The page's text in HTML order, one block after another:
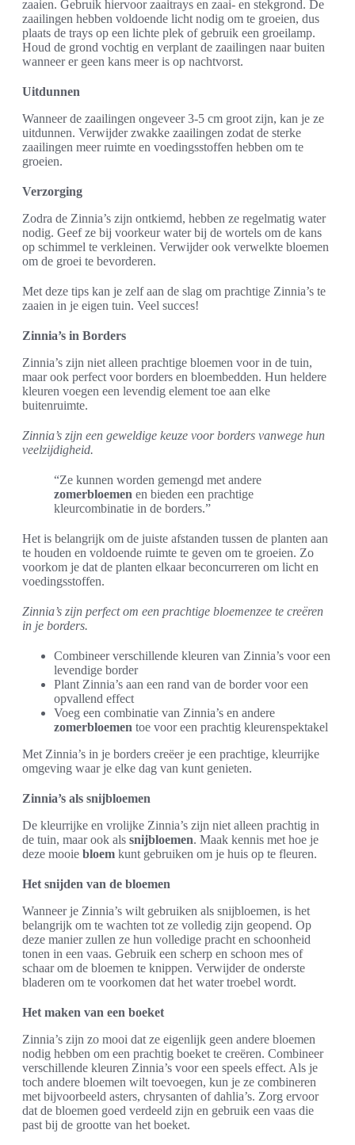
zaaien. Gebruik hiervoor zaaitrays en zaai- en stekgrond. De
zaailingen hebben voldoende licht nodig om te groeien, dus
plaats de trays op een lichte plek of gebruik een groeilamp.
Houd de grond vochtig en verplant de zaailingen naar buiten
wanneer er geen kans meer is op nachtvorst.
Uitdunnen
Wanneer de zaailingen ongeveer 3-5 cm groot zijn, kan je ze
uitdunnen. Verwijder zwakke zaailingen zodat de sterke
zaailingen meer ruimte en voedingsstoffen hebben om te
groeien.
Verzorging
Zodra de Zinnia’s zijn ontkiemd, hebben ze regelmatig water
nodig. Geef ze bij voorkeur water bij de wortels om de kans
op schimmel te verkleinen. Verwijder ook verwelkte bloemen
om de groei te bevorderen.
Met deze tips kan je zelf aan de slag om prachtige Zinnia’s te
zaaien in je eigen tuin. Veel succes!
Zinnia’s in Borders
Zinnia’s zijn niet alleen prachtige bloemen voor in de tuin,
maar ook perfect voor borders en bloembedden. Hun heldere
kleuren voegen een levendig element toe aan elke
buitenruimte.
Zinnia’s zijn een geweldige keuze voor borders vanwege hun
veelzijdigheid.
“Ze kunnen worden gemengd met andere
zomerbloemen en bieden een prachtige
kleurcombinatie in de borders.”
Het is belangrijk om de juiste afstanden tussen de planten aan
te houden en voldoende ruimte te geven om te groeien. Zo
voorkom je dat de planten elkaar beconcurreren om licht en
voedingsstoffen.
Zinnia’s zijn perfect om een prachtige bloemenzee te creëren
in je borders.
Combineer verschillende kleuren van Zinnia’s voor een
levendige border
Plant Zinnia’s aan een rand van de border voor een
opvallend effect
Voeg een combinatie van Zinnia’s en andere
zomerbloemen toe voor een prachtig kleurenspektakel
Met Zinnia’s in je borders creëer je een prachtige, kleurrijke
omgeving waar je elke dag van kunt genieten.
Zinnia’s als snijbloemen
De kleurrijke en vrolijke Zinnia’s zijn niet alleen prachtig in
de tuin, maar ook als snijbloemen. Maak kennis met hoe je
deze mooie bloem kunt gebruiken om je huis op te fleuren.
Het snijden van de bloemen
Wanneer je Zinnia’s wilt gebruiken als snijbloemen, is het
belangrijk om te wachten tot ze volledig zijn geopend. Op
deze manier zullen ze hun volledige pracht en schoonheid
tonen in een vaas. Gebruik een scherp en schoon mes of
schaar om de bloemen te knippen. Verwijder de onderste
bladeren om te voorkomen dat het water troebel wordt.
Het maken van een boeket
Zinnia’s zijn zo mooi dat ze eigenlijk geen andere bloemen
nodig hebben om een prachtig boeket te creëren. Combineer
verschillende kleuren Zinnia’s voor een speels effect. Als je
toch andere bloemen wilt toevoegen, kun je ze combineren
met bijvoorbeeld asters, chrysanten of dahlia’s. Zorg ervoor
dat de bloemen goed verdeeld zijn en gebruik een vaas die
past bij de grootte van het boeket.